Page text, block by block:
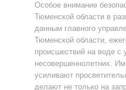
Особое внимание
Тюменской области в
данным главного
Тюменской области,
происшествий на воде с
несовершеннолетних.
усиливают
делают не только на